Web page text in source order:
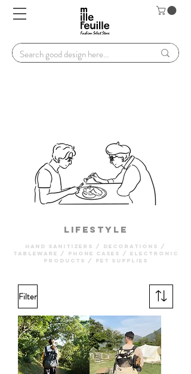
lifestyle
hand sanitizers / decorations /
tableware / PHONE CASES / electronic
products / pet supplies
Filter